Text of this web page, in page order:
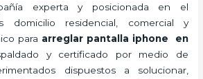
experta y posicionada en el
domicilio residencial, comercial y
para arreglar pantalla iphone en
y certificado por medio de
dispuestos a solucionar,